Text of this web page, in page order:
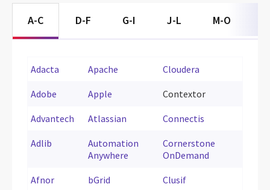
A-C D-F G-I J-L M-O
Adacta Apache Cloudera
Adobe Apple Contextor
Advantech Atlassian Connectis
Adlib
Automation
Anywhere
Cornerstone
OnDemand
Afnor bGrid Clusif